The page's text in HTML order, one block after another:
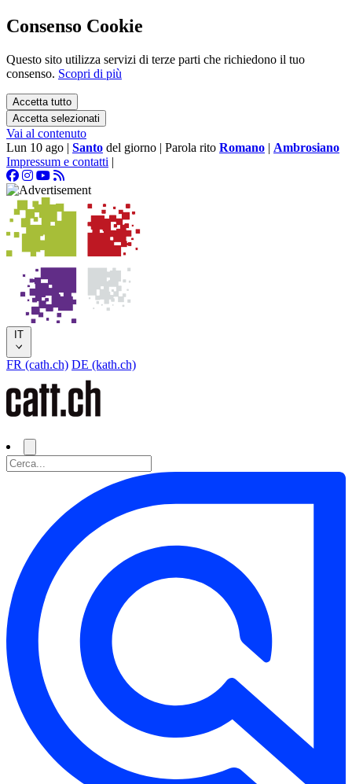
Consenso Cookie
Questo sito utilizza servizi di terze parti che richiedono il tuo
consenso. Scopri di più
Accetta tutto
Accetta selezionati
Vai al contenuto
Lun 10 ago | Santo del giorno | Parola rito Romano | Ambrosiano
Impressum e contatti |
IT
FR (cath.ch) DE (kath.ch)